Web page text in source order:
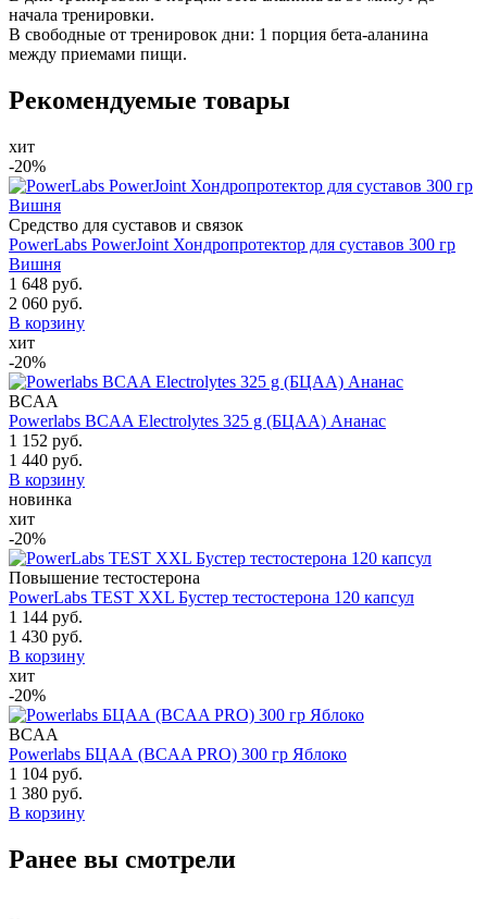
начала тренировки.
В свободные от тренировок дни: 1 порция бета-аланина
между приемами пищи.
Рекомендуемые товары
хит
-20%
Средство для суставов и связок
PowerLabs PowerJoint Хондропротектор для суставов 300 гр
Вишня
1 648 руб.
2 060 руб.
В корзину
хит
-20%
BCAA
Powerlabs BCAA Electrolytes 325 g (БЦАА) Ананас
1 152 руб.
1 440 руб.
В корзину
новинка
хит
-20%
Повышение тестостерона
PowerLabs TEST XXL Бустер тестостерона 120 капсул
1 144 руб.
1 430 руб.
В корзину
хит
-20%
BCAA
Powerlabs БЦАА (BCAA PRO) 300 гр Яблоко
1 104 руб.
1 380 руб.
В корзину
Ранее вы смотрели